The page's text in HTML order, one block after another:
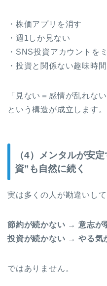
・株価アプリを消す
・週1しか見ない
・SNS投資アカウントを
・投資と関係ない趣味時
「見ない＝感情が乱れな
という構造が成立します。
（4）メンタルが安
資”も自然に続く
実は多くの人が勘違いして
節約が続かない → 意志が
投資が続かない → やる気
ではありません。